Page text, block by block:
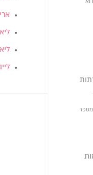
ליאו
מספר